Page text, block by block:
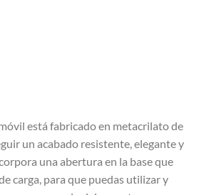
está fabricado en metacrilato de
un acabado resistente, elegante y
una abertura en la base que
carga, para que puedas utilizar y